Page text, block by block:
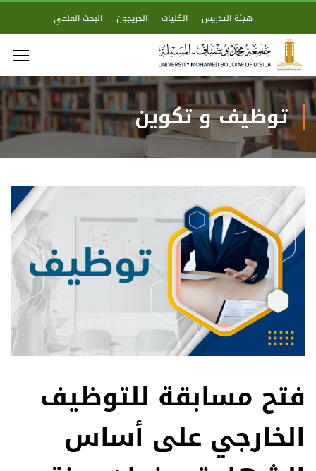
هيئة التدريس الكليات الخريجون البحث العلمي
توظيف و تكوين
فتح مسابقة للتوظيف
الخارجي على أساس